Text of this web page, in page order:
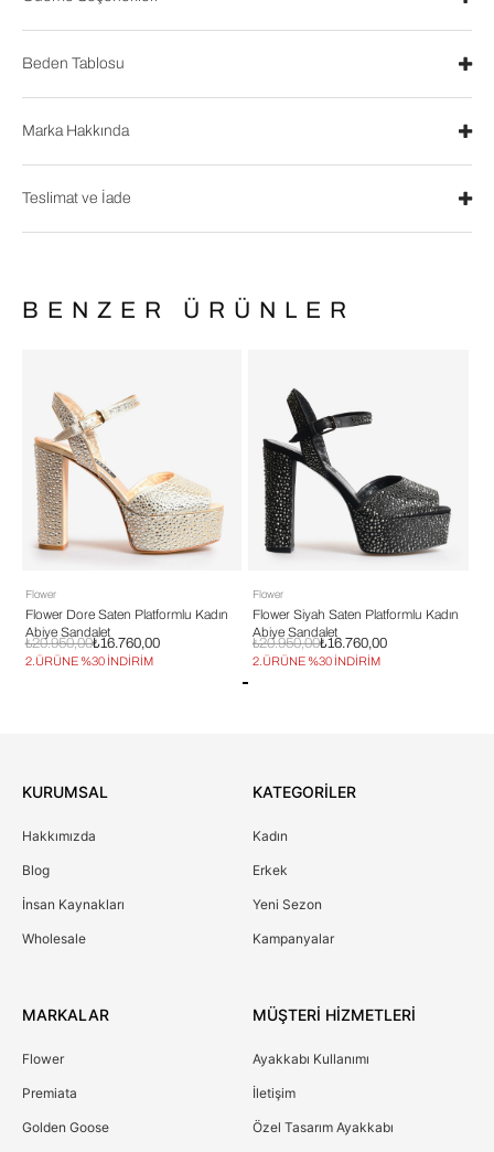
Beden Tablosu
Marka Hakkında
Teslimat ve İade
BENZER ÜRÜNLER
Flower
Flower Dore Saten Platformlu Kadın
Abiye Sandalet
₺16.760,00
₺20.950,00
2.ÜRÜNE %30 İNDİRİM
Flower
Flower Siyah Saten Platformlu Kadın
Abiye Sandalet
₺16.760,00
₺20.950,00
2.ÜRÜNE %30 İNDİRİM
KURUMSAL
Hakkımızda
Blog
İnsan Kaynakları
Wholesale
KATEGORİLER
Kadın
Erkek
Yeni Sezon
Kampanyalar
MARKALAR
Flower
Premiata
Golden Goose
MÜŞTERİ HİZMETLERİ
Ayakkabı Kullanımı
İletişim
Özel Tasarım Ayakkabı